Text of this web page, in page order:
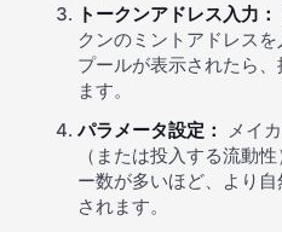
トークンアドレス入力：
クンのミントアドレス
プールが表示されたら
ます。
パラメータ設定：
メイ
（または投入する流動
ー数が多いほど、より
されます。